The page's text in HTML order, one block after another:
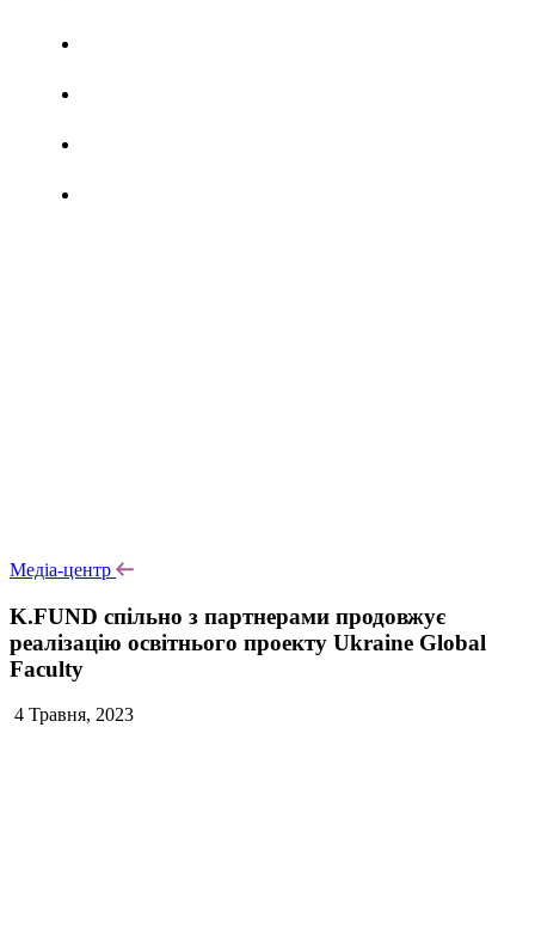
Медіа-центр
K.FUND спільно з партнерами продовжує
реалізацію освітнього проекту Ukraine Global
Faculty
4 Травня, 2023